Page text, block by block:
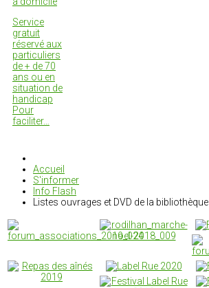
Service
gratuit
réservé aux
particuliers
de + de 70
ans ou en
situation de
handicap
Pour
faciliter…
Accueil
S'informer
Info Flash
Listes ouvrages et DVD de la bibliothèque